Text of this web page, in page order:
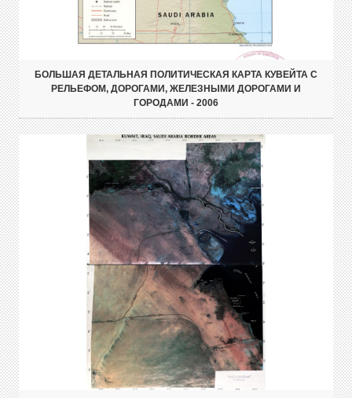
БОЛЬШАЯ ДЕТАЛЬНАЯ ПОЛИТИЧЕСКАЯ КАРТА КУВЕЙТА С
РЕЛЬЕФОМ, ДОРОГАМИ, ЖЕЛЕЗНЫМИ ДОРОГАМИ И
ГОРОДАМИ - 2006